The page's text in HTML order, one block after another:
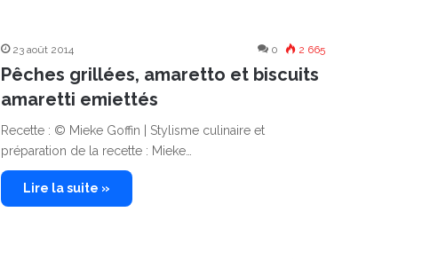
23 août 2014 0 2 665
Pêches grillées, amaretto et biscuits
amaretti emiettés
Recette : © Mieke Goffin | Stylisme culinaire et
préparation de la recette : Mieke…
Lire la suite »